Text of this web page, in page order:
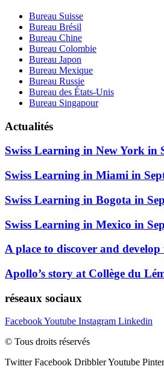
Bureau Suisse
Bureau Brésil
Bureau Chine
Bureau Colombie
Bureau Japon
Bureau Mexique
Bureau Russie
Bureau des États-Unis
Bureau Singapour
Actualités
Swiss Learning in New York in
Swiss Learning in Miami in
Swiss Learning in Bogota in
Swiss Learning in Mexico in
A place to discover and develop
Apollo’s story at Collège du
réseaux sociaux
FacebookYoutube Instagram Linkedin
© Tous droits réservés
Twitter Facebook DribblerYoutube